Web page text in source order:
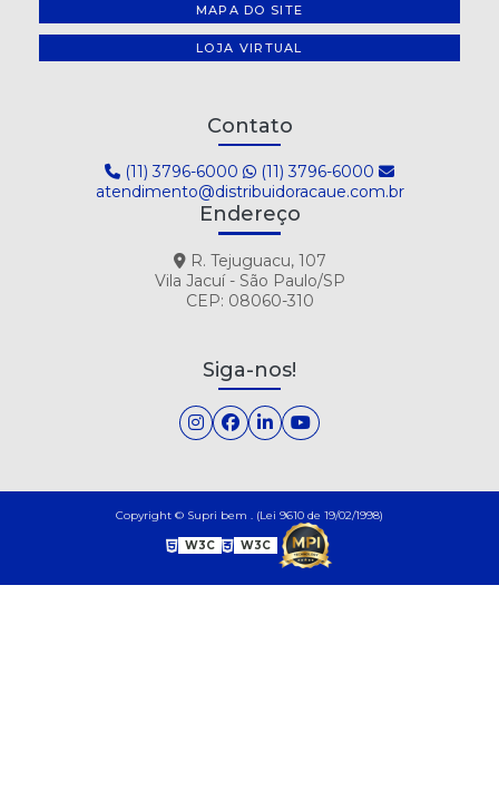
MAPA DO SITE
LOJA VIRTUAL
Contato
(11) 3796-6000
(11) 3796-6000
atendimento@distribuidoracaue.com.br
Endereço
R. Tejuguacu, 107
Vila Jacuí - São Paulo/SP
CEP: 08060-310
Siga-nos!
Copyright © Supri bem . (Lei 9610 de 19/02/1998)
W3C W3C